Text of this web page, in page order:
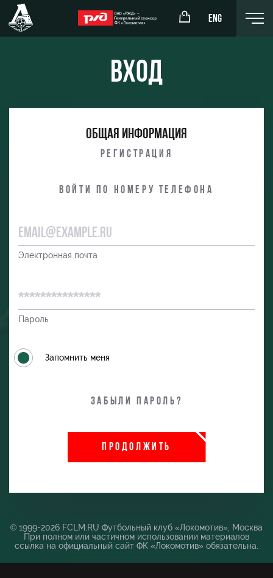
ENG
Организация мероприятий
Аренда площадей
Вход
Общая информация
Регистрация
Войти по номеру телефона
Электронная почта
Пароль
Запомнить меня
Забыли пароль?
ПРОДОЛЖИТЬ
© 1999-2026 FCLM.RU Футбольный клуб «Локомотив», Москва
При полном или частичном использовании материалов
ссылка на официальный сайт ФК «Локомотив» обязательна.